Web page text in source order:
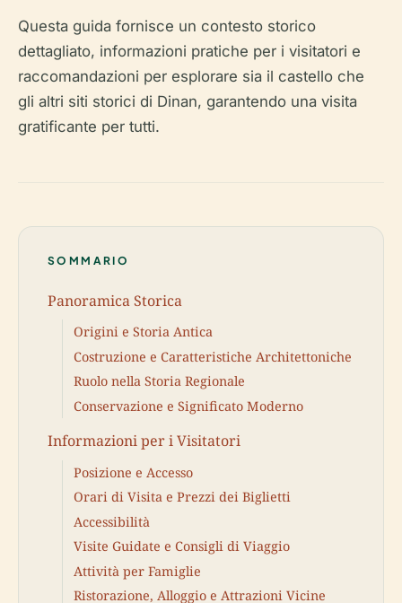
Questa guida fornisce un contesto storico
dettagliato, informazioni pratiche per i visitatori e
raccomandazioni per esplorare sia il castello che
gli altri siti storici di Dinan, garantendo una visita
gratificante per tutti.
SOMMARIO
Panoramica Storica
Origini e Storia Antica
Costruzione e Caratteristiche Architettoniche
Ruolo nella Storia Regionale
Conservazione e Significato Moderno
Informazioni per i Visitatori
Posizione e Accesso
Orari di Visita e Prezzi dei Biglietti
Accessibilità
Visite Guidate e Consigli di Viaggio
Attività per Famiglie
Ristorazione, Alloggio e Attrazioni Vicine